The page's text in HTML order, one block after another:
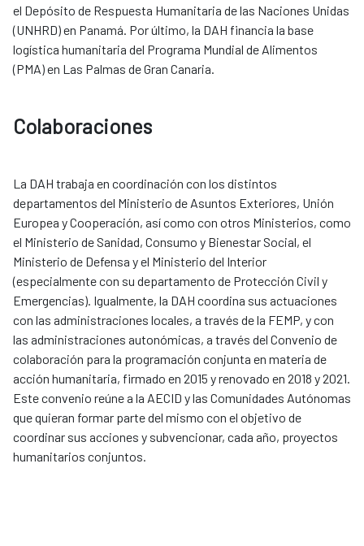
el Depósito de Respuesta Humanitaria de las Naciones Unidas
(UNHRD) en Panamá. Por último, la DAH financia la base
logística humanitaria del Programa Mundial de Alimentos
(PMA) en Las Palmas de Gran Canaria. ​​​​​​​
Colaboraciones
La DAH trabaja en coordinación con los distintos
departamentos del Ministerio de Asuntos Exteriores, Unión
Europea y Cooperación, así como con otros Ministerios, como
el Ministerio de Sanidad, Consumo y Bienestar Social, el
Ministerio de Defensa y el Ministerio del Interior
(especialmente con su departamento de Protección Civil y
Emergencias). Igualmente, la DAH coordina sus actuaciones
con las administraciones locales, a través de la FEMP, y con
las administraciones autonómicas, a través del Convenio de
colaboración para la programación conjunta en materia de
acción humanitaria, firmado en 2015 y renovado en 2018 y 2021.
Este convenio reúne a la AECID y las Comunidades Autónomas
que quieran formar parte del mismo con el objetivo de
coordinar sus acciones y subvencionar, cada año, proyectos
humanitarios conjuntos.